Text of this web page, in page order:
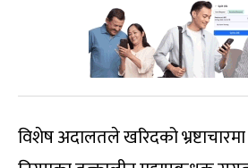
विशेष अदालतले खरिदको